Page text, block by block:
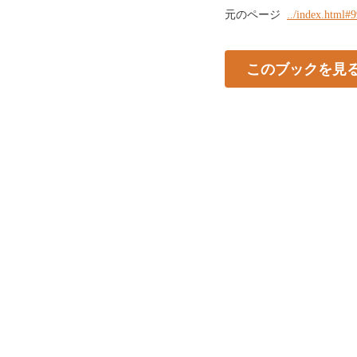
元のページ ../
このブックを見